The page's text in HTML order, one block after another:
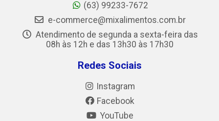
(63) 99233-7672
e-commerce@mixalimentos.com.br
Atendimento de segunda a sexta-feira das
08h às 12h e das 13h30 às 17h30
Redes Sociais
Instagram
Facebook
YouTube